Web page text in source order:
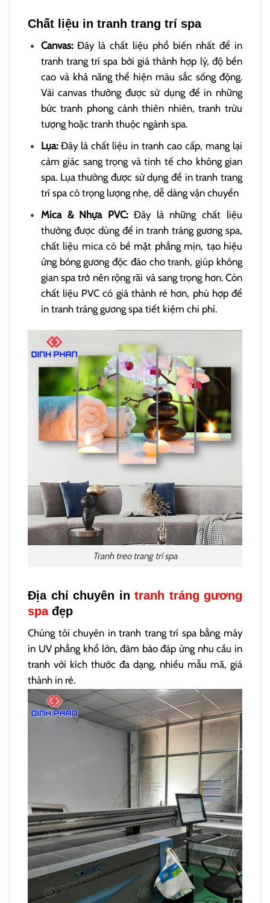
Chất liệu in tranh trang trí spa
Canvas:Đây là chất liệu phổ biến nhất để in
tranh trang trí spa bởi giá thành hợp lý, độ bền
cao và khả năng thể hiện màu sắc sống động.
Vải canvas thường được sử dụng để in những
bức tranh phong cảnh thiên nhiên, tranh trừu
tượng hoặc tranh thuộc ngành spa.
Lụa:Đây là chất liệu in tranh cao cấp, mang lại
cảm giác sang trọng và tinh tế cho không gian
spa. Lụa thường được sử dụng để in tranh trang
trí spa có trọng lượng nhẹ, dễ dàng vận chuyển
Mica & Nhựa PVC:Đây là những chất liệu
thường được dùng để in tranh tráng gương spa,
chất liệu mica có bề mặt phẳng mịn, tạo hiệu
ứng bóng gương độc đáo cho tranh, giúp không
gian spa trở nên rộng rãi và sang trọng hơn. Còn
chất liệu PVC có giá thành rẻ hơn, phù hợp để
in tranh tráng gương spa tiết kiệm chi phí.
Tranh treo trang trí spa
Địa chỉ chuyên in tranh tráng gương
spađẹp
Chúng tôi chuyên in tranh trang trí spa bằng máy
in UV phẳng khổ lớn, đảm bảo đáp ứng nhu cầu in
tranh với kích thước đa dạng, nhiều mẫu mã, giá
thành in rẻ.